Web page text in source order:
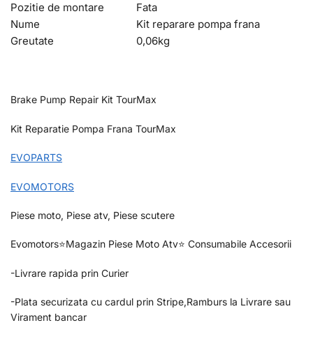
Pozitie de montare
Fata
Nume
Kit reparare pompa frana
Greutate
0,06kg
Brake Pump Repair Kit TourMax
Kit Reparatie Pompa Frana TourMax
EVOPARTS
EVOMOTORS
Piese moto, Piese atv, Piese scutere
Evomotors⭐️Magazin Piese Moto Atv⭐️ Consumabile Accesorii
-Livrare rapida prin Curier
-Plata securizata cu cardul prin Stripe,Ramburs la Livrare sau
Virament bancar